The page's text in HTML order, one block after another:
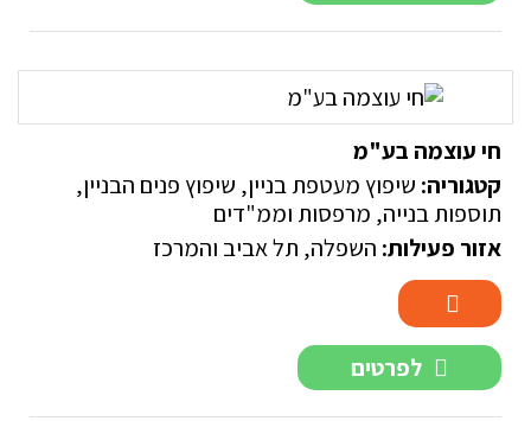
חי עוצמה בע"מ
קטגוריה: שיפוץ מעטפת בניין, שיפוץ פנים הבניין,
תוספות בנייה, מרפסות וממ"דים
אזור פעילות: השפלה, תל אביב והמרכז
לפרטים